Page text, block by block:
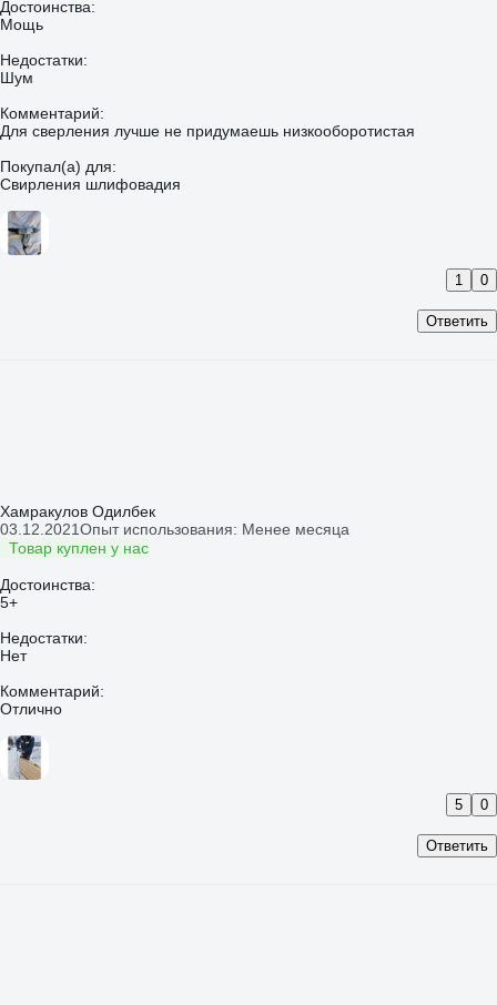
Достоинства:
Мощь
Недостатки:
Шум
Комментарий:
Для сверления лучше не придумаешь низкооборотистая
Покупал(а) для:
Свирления шлифовадия
Ответить
1 0
Хамракулов Одилбек
03.12.2021Опыт использования: Менее месяца
Товар куплен у нас
Достоинства:
5+
Недостатки:
Нет
Комментарий:
Отлично
Ответить
5 0